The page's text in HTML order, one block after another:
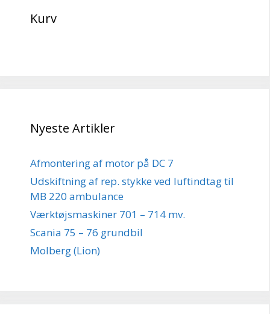
Kurv
Nyeste Artikler
Afmontering af motor på DC 7
Udskiftning af rep. stykke ved luftindtag til
MB 220 ambulance
Værktøjsmaskiner 701 – 714 mv.
Scania 75 – 76 grundbil
Molberg (Lion)